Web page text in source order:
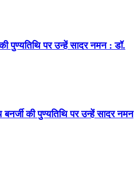
पुण्यतिथि पर उन्हें सादर नमन : डॉ.
बनर्जी की पुण्यतिथि पर उन्हें सादर नमन